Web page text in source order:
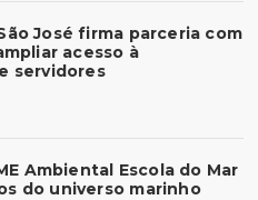
José firma parceria com
acesso à
servidores
Ambiental Escola do Mar
do universo marinho